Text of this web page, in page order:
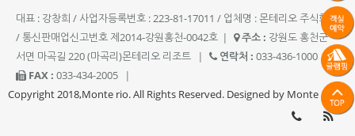
대표 : 강창희 / 사업자등록번호 : 223-81-17011 / 업체명 : 몬테리오 주식회사
/ 통신판매업신고번호 제2014-강원홍천-0042호 | 주소 : 강원도 홍천군
서면 마곡길 220 (마곡리)몬테리오 리조트
| 연락처 : 033-436-1000
|
FAX : 033-434-2005
|
Copyright 2018,Monte rio. All Rights Reserved. Designed by Monte rio.